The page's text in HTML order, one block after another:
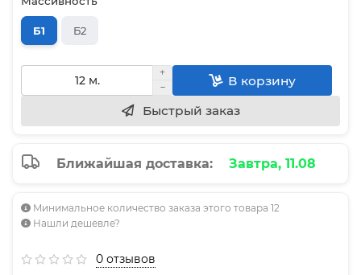
Б1 Б2
В корзину
Быстрый заказ
Ближайшая доставка: Завтра, 11.08
Минимальное количество заказа этого товара 12
Нашли дешевле?
0 отзывов